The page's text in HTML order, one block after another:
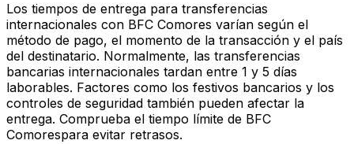
Los tiempos de entrega para transferencias
internacionales con BFC Comores varían según el
método de pago, el momento de la transacción y el país
del destinatario. Normalmente, las transferencias
bancarias internacionales tardan entre 1 y 5 días
laborables. Factores como los festivos bancarios y los
controles de seguridad también pueden afectar la
entrega. Comprueba el tiempo límite de BFC
Comorespara evitar retrasos.